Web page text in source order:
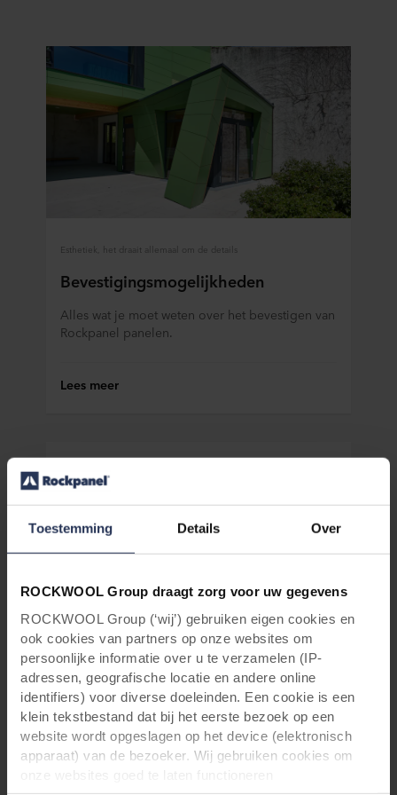
Toestemming Details Over
ROCKWOOL Group draagt zorg voor uw gegevens
ROCKWOOL Group (‘wij’) gebruiken eigen cookies en
ook cookies van partners op onze websites om
persoonlijke informatie over u te verzamelen (IP-
adressen, geografische locatie en andere online
identifiers) voor diverse doeleinden. Een cookie is een
klein tekstbestand dat bij het eerste bezoek op een
website wordt opgeslagen op het device (elektronisch
apparaat) van de bezoeker. Wij gebruiken cookies om
Esthetiek, het draait allemaal om de details
Bevestigingsmogelijkheden
Alles wat je moet weten over het bevestigen van
Rockpanel panelen.
Lees meer
Volg de natuur, in elke vorm
Rockpanel panelen buigen
Welk idee je ook hebt, met Rockpanel
gevelplaten geef je het de gewenste vorm.